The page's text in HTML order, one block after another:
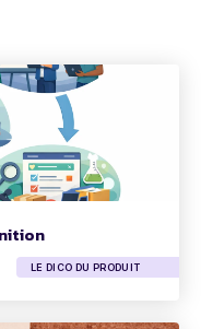
LE DICO DU PRODUIT